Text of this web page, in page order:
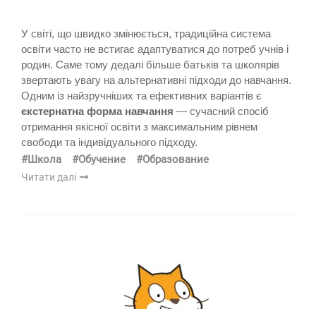
У світі, що швидко змінюється, традиційна система
освіти часто не встигає адаптуватися до потреб учнів і
родин. Саме тому дедалі більше батьків та школярів
звертають увагу на альтернативні підходи до навчання.
Одним із найзручніших та ефективних варіантів є
єкстернатна форма навчання — сучасний спосіб
отримання якісної освіти з максимальним рівнем
свободи та індивідуального підходу.
#Школа #Обучение #Образование
Читати далі